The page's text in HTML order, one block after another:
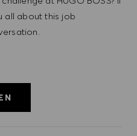
all about this job